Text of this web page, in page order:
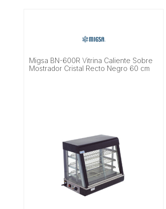
Migsa BN-600R Vitrina Caliente Sobre
Mostrador Cristal Recto Negro 60 cm